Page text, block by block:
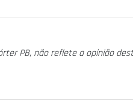
PB, não reflete a opinião